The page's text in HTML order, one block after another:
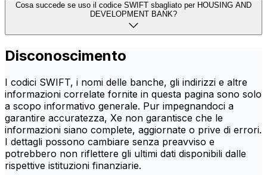
Cosa succede se uso il codice SWIFT sbagliato per HOUSING AND
DEVELOPMENT BANK?
Disconoscimento
I codici SWIFT, i nomi delle banche, gli indirizzi e altre
informazioni correlate fornite in questa pagina sono solo
a scopo informativo generale. Pur impegnandoci a
garantire accuratezza, Xe non garantisce che le
informazioni siano complete, aggiornate o prive di errori.
I dettagli possono cambiare senza preavviso e
potrebbero non riflettere gli ultimi dati disponibili dalle
rispettive istituzioni finanziarie.